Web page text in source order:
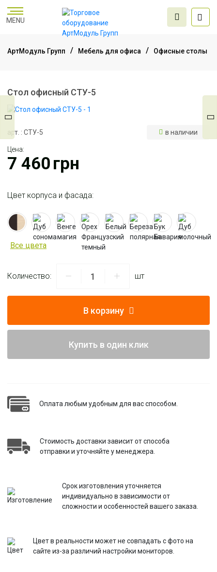
MENU
оборудование
проектирования
АртМодуль Групп Мебель для офиса Офисные столы
Стол офисный СТУ-5
арт. : СТУ-5 в наличии
Цена:
7 460грн
Цвет корпуса и фасада:
Все цвета
Количество: шт
В корзину
Купить в один клик
Оплата любым удобным для вас способом.
Стоимость доставки зависит от способа
отправки и уточняйте у менеджера.
Срок изготовления уточняется
индивидуально в зависимости от
сложности и особенностей вашего заказа.
Цвет в реальности может не совпадать с фото на
сайте из-за различий настройки мониторов.